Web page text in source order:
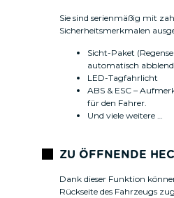
Sie sind serienmäßig mit
Sicherheitsmerkmalen
Sicht-Paket
automatisch
LED-Tagfahrlicht
ABS & ESC –
für den Fahrer.
Und viele weitere …
ZU ÖFFNENDE
Dank dieser Funktion
Rückseite des Fahrzeugs